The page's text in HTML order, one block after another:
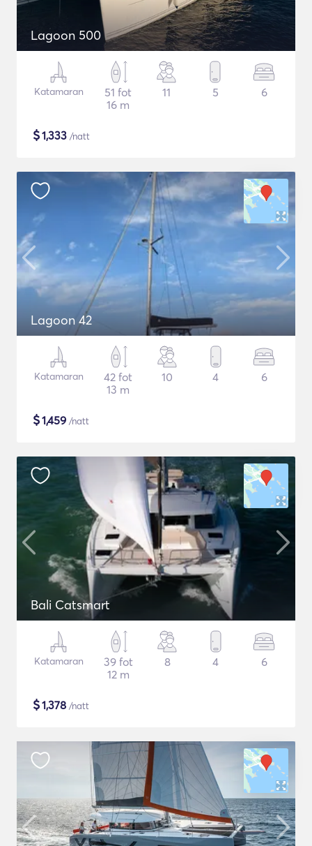
Lagoon 500
Katamaran
51 fot
16 m
11 5 6
$1,333 /natt
Lagoon 42
Katamaran
42 fot
13 m
10 4 6
$1,459 /natt
Bali Catsmart
Katamaran
39 fot
12 m
8 4 6
$1,378 /natt